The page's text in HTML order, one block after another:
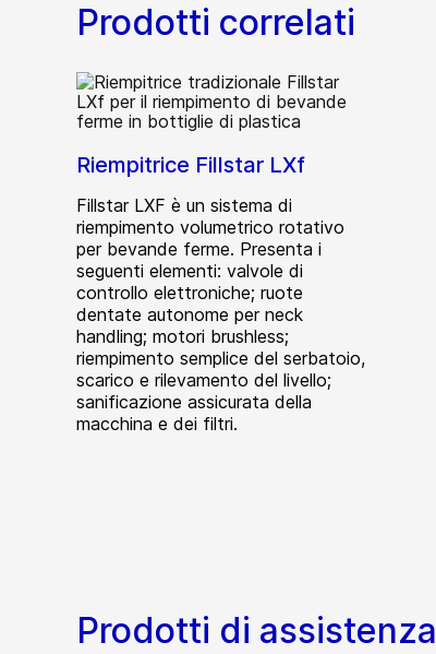
Prodotti correlati
Riempitrice Fillstar LXf
Fillstar LXF è un sistema di
riempimento volumetrico rotativo
per bevande ferme. Presenta i
seguenti elementi: valvole di
controllo elettroniche; ruote
dentate autonome per neck
handling; motori brushless;
riempimento semplice del serbatoio,
scarico e rilevamento del livello;
sanificazione assicurata della
macchina e dei filtri.
Prodotti di assistenza